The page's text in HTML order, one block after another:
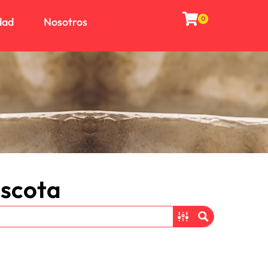
Antipulgas
Calmantes
Cortadoras peines y cepillos
Porta Bolsas y Bolsas de
Shampoo
Toallitas húmedas
Nosotros 0